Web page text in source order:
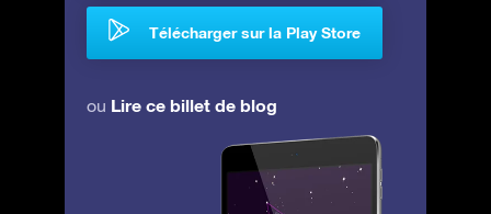
Télécharger sur la Play Store
ou Lire ce billet de blog